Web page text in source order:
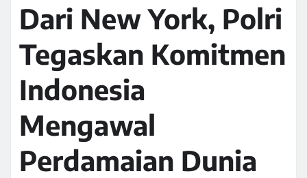
Dari New York, Polri
Tegaskan Komitmen
Indonesia
Mengawal
Perdamaian Dunia